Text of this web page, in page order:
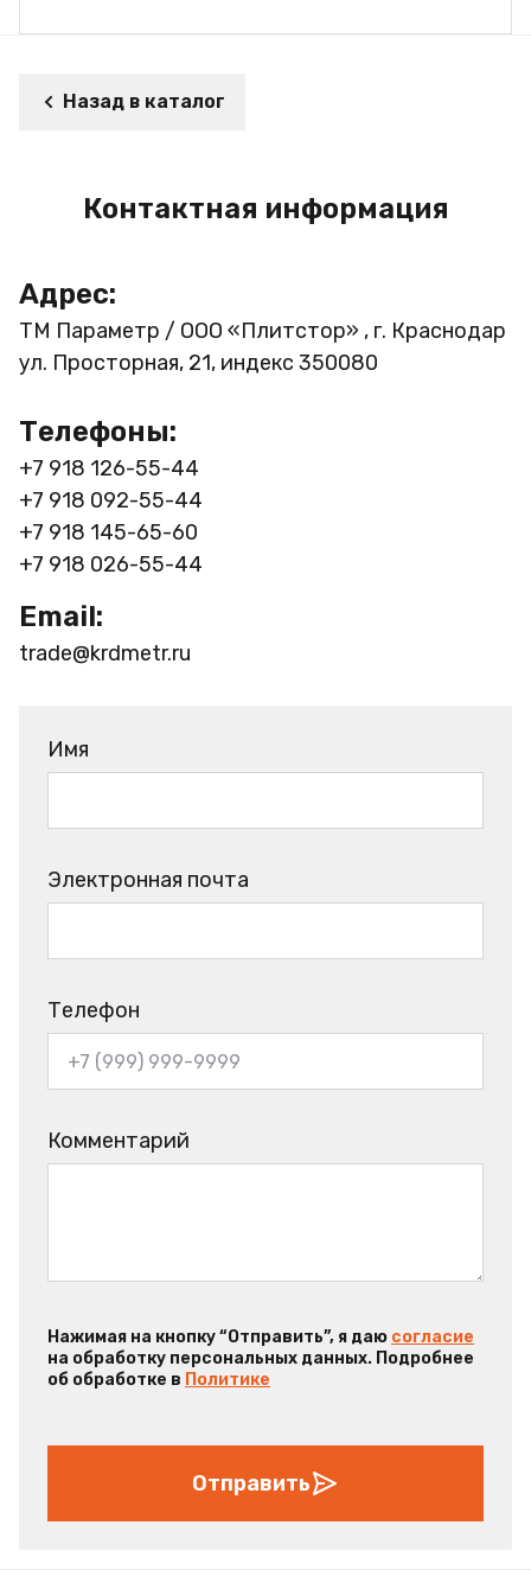
Назад в каталог
Контактная информация
Адрес:
ТМ Параметр / ООО «Плитстор» , г. Краснодар
ул. Просторная, 21, индекс 350080
Телефоны:
+7 918 126-55-44
+7 918 092-55-44
+7 918 145-65-60
+7 918 026-55-44
Email:
trade@krdmetr.ru
Имя
Электронная почта
Телефон
Комментарий
Нажимая на кнопку “Отправить”, я даю согласие
на обработку персональных данных. Подробнее
об обработке в Политике
Отправить